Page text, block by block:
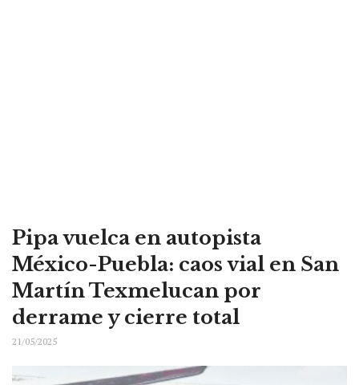
Pipa vuelca en autopista
México-Puebla: caos vial en San
Martín Texmelucan por
derrame y cierre total
21/05/2025